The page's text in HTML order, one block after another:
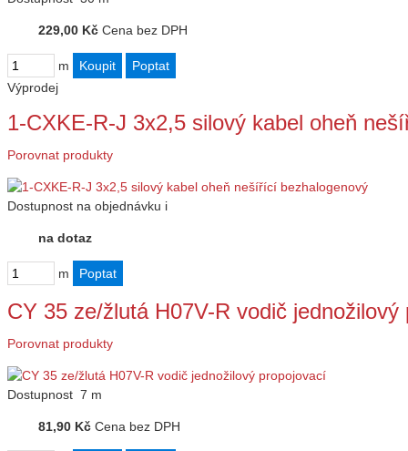
229,00 Kč Cena bez DPH
m
Výprodej
1-CXKE-R-J 3x2,5 silový kabel oheň
Porovnat produkty
Dostupnost na objednávku i
na dotaz
m
CY 35 ze/žlutá H07V-R vodič jednožilový
Porovnat produkty
Dostupnost 7 m
81,90 Kč Cena bez DPH